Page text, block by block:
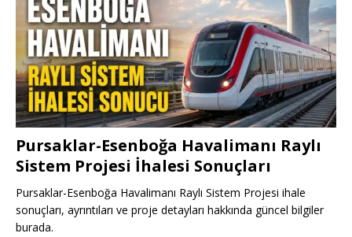
Pursaklar-Esenboğa Havalimanı Raylı
Sistem Projesi İhalesi Sonuçları
Pursaklar-Esenboğa Havalimanı Raylı Sistem Projesi ihale
sonuçları, ayrıntıları ve proje detayları hakkında güncel bilgiler
burada.